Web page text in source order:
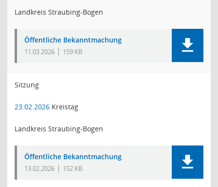
Landkreis Straubing-Bogen
Öffentliche Bekanntmachung
11.03.2026 159 KB
Sitzung
23.02.2026 Kreistag
Landkreis Straubing-Bogen
Öffentliche Bekanntmachung
13.02.2026 152 KB